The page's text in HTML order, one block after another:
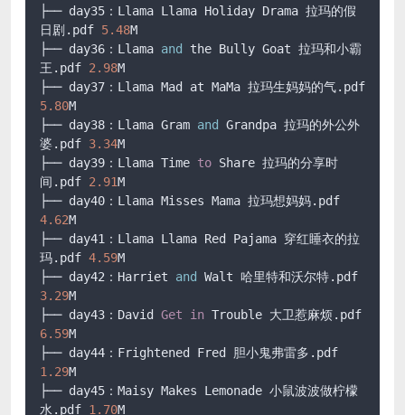
├── day35：Llama Llama Holiday Drama 拉玛的假
日剧.pdf 5.48M
├── day36：Llama and
the Bully Goat 拉玛和小霸
王.pdf 2.98M
5.80M
├── day38：Llama Gram and
Grandpa 拉玛的外公外
婆.pdf 3.34M
├── day39：Llama Time to Share 拉玛的分享时
间.pdf 2.91M
4.62M
├── day41：Llama Llama Red Pajama 穿红睡衣的拉
玛.pdf 4.59M
├── day42：Harriet and
3.29M
├── day43：David Get in
6.59M
1.29M
├── day45：Maisy Makes Lemonade 小鼠波波做柠檬
水.pdf 1.70M